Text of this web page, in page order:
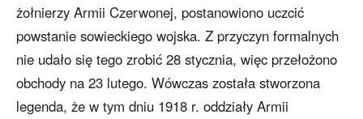
żołnierzy Armii Czerwonej, postanowiono uczcić
powstanie sowieckiego wojska. Z przyczyn formalnych
nie udało się tego zrobić 28 stycznia, więc przełożono
obchody na 23 lutego. Wówczas została stworzona
legenda, że w tym dniu 1918 r. oddziały Armii